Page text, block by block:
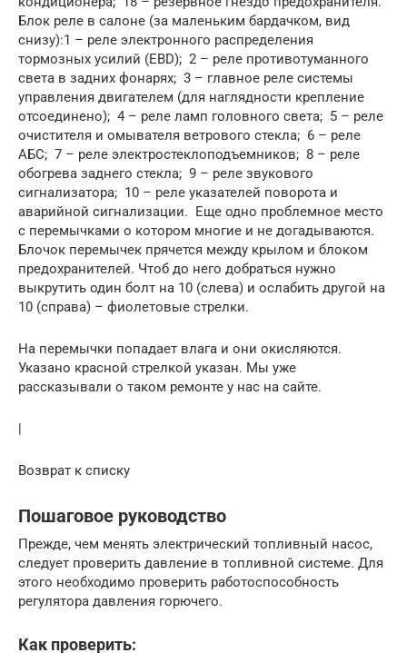
Блок реле в салоне (за маленьким бардачком, вид
снизу):1 – реле электронного распределения
тормозных усилий (EBD); 2 – реле противотуманного
света в задних фонарях; 3 – главное реле системы
управления двигателем (для наглядности крепление
отсоединено); 4 – реле ламп головного света; 5 – реле
очистителя и омывателя ветрового стекла; 6 – реле
АБС; 7 – реле электростеклоподъемников; 8 – реле
обогрева заднего стекла; 9 – реле звукового
сигнализатора; 10 – реле указателей поворота и
аварийной сигнализации. Еще одно проблемное место
с перемычками о котором многие и не догадываются.
Блочок перемычек прячется между крылом и блоком
предохранителей. Чтоб до него добраться нужно
выкрутить один болт на 10 (слева) и ослабить другой на
10 (справа) – фиолетовые стрелки.
На перемычки попадает влага и они окисляются.
Указано красной стрелкой указан. Мы уже
рассказывали о таком ремонте у нас на сайте.
|
Возврат к списку
Пошаговое руководство
Прежде, чем менять электрический топливный насос,
следует проверить давление в топливной системе. Для
этого необходимо проверить работоспособность
регулятора давления горючего.
Как проверить: